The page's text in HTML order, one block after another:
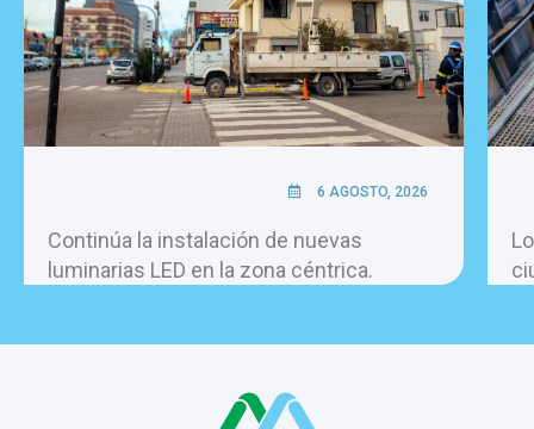
6 AGOSTO, 2026
Continúa la instalación de nuevas
luminarias LED en la zona céntrica.